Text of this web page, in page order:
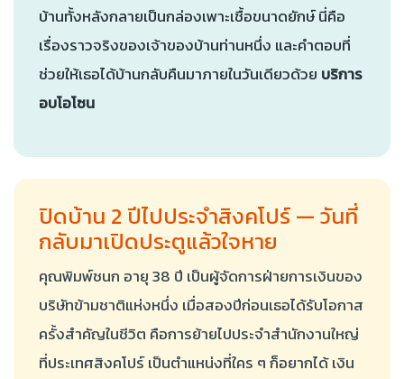
บ้านทั้งหลังกลายเป็นกล่องเพาะเชื้อขนาดยักษ์ นี่คือ
เรื่องราวจริงของเจ้าของบ้านท่านหนึ่ง และคำตอบที่
ช่วยให้เธอได้บ้านกลับคืนมาภายในวันเดียวด้วย บริการ
อบโอโซน
ปิดบ้าน 2 ปีไปประจำสิงคโปร์ — วันที่
กลับมาเปิดประตูแล้วใจหาย
คุณพิมพ์ชนก อายุ 38 ปี เป็นผู้จัดการฝ่ายการเงินของ
บริษัทข้ามชาติแห่งหนึ่ง เมื่อสองปีก่อนเธอได้รับโอกาส
ครั้งสำคัญในชีวิต คือการย้ายไปประจำสำนักงานใหญ่
ที่ประเทศสิงคโปร์ เป็นตำแหน่งที่ใคร ๆ ก็อยากได้ เงิน